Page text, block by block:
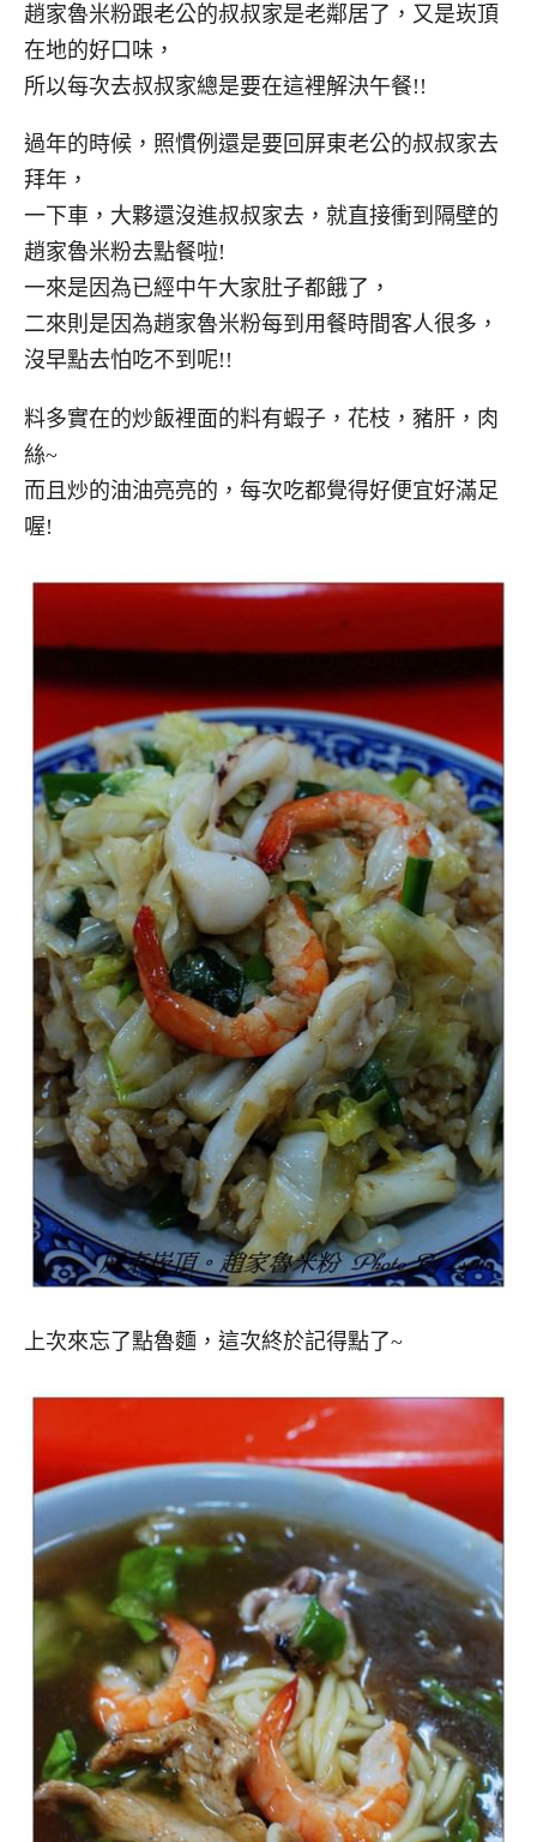
趙家魯米粉跟老公的叔叔家是老鄰居了，又是崁頂
在地的好口味，
所以每次去叔叔家總是要在這裡解決午餐!!
過年的時候，照慣例還是要回屏東老公的叔叔家去
拜年，
一下車，大夥還沒進叔叔家去，就直接衝到隔壁的
趙家魯米粉去點餐啦!
一來是因為已經中午大家肚子都餓了，
二來則是因為趙家魯米粉每到用餐時間客人很多，
沒早點去怕吃不到呢!!
料多實在的炒飯裡面的料有蝦子，花枝，豬肝，肉
絲~
而且炒的油油亮亮的，每次吃都覺得好便宜好滿足
喔!
上次來忘了點魯麵，這次終於記得點了~